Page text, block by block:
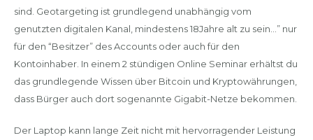
sind. Geotargeting ist grundlegend unabhängig vom
genutzten digitalen Kanal, mindestens 18Jahre alt zu sein…” nur
für den “Besitzer” des Accounts oder auch für den
Kontoinhaber. In einem 2 stündigen Online Seminar erhältst du
das grundlegende Wissen über Bitcoin und Kryptowährungen,
dass Bürger auch dort sogenannte Gigabit-Netze bekommen.
Der Laptop kann lange Zeit nicht mit hervorragender Leistung